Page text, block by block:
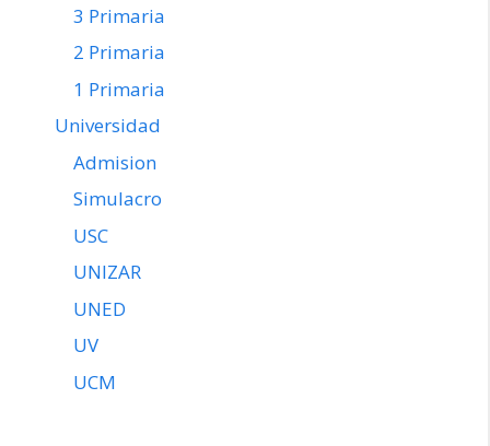
3 Primaria
2 Primaria
1 Primaria
Universidad
Admision
Simulacro
USC
UNIZAR
UNED
UV
UCM